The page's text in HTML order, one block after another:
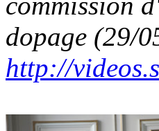
dopage (29/
http://